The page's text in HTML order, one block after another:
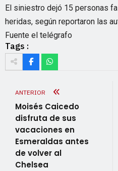
El siniestro dejó 15 personas
heridas, según reportaron las
Fuente el telégrafo
Tags :
ANTERIOR
Moisés Caicedo
disfruta de sus
vacaciones en
Esmeraldas antes
de volver al
Chelsea